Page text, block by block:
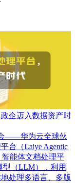
企迈入数据资产时
——华为云全球伙
台（Laiye Agentic
智能体文档处理平
（LLM），利用
处理多语言、多版